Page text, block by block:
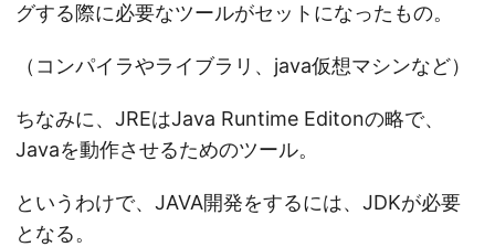
グする際に必要なツールがセットになったもの。
（コンパイラやライブラリ、java仮想マシンなど）
ちなみに、JREはJava Runtime Editonの略で、
Javaを動作させるためのツール。
というわけで、JAVA開発をするには、JDKが必要
となる。